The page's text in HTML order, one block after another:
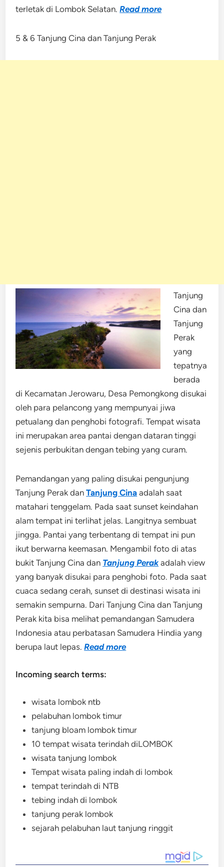
terletak di Lombok Selatan.Read more
5 & 6 Tanjung Cina dan Tanjung Perak
Tanjung
Cina dan
Tanjung
Perak
yang
tepatnya
berada
di Kecamatan Jerowaru, Desa Pemongkong disukai
oleh para pelancong yang mempunyai jiwa
petualang dan penghobi fotografi. Tempat wisata
ini merupakan area pantai dengan dataran tinggi
sejenis perbukitan dengan tebing yang curam.
Pemandangan yang paling disukai pengunjung
Tanjung Perak danTanjung Cina adalah saat
matahari tenggelam. Pada saat sunset keindahan
alam tempat ini terlihat jelas. Langitnya sembuat
jingga. Pantai yang terbentang di tempat ini pun
ikut berwarna keemasan. Mengambil foto di atas
bukit Tanjung Cina dan Tanjung Perakadalah view
yang banyak disukai para penghobi foto. Pada saat
cuaca sedang cerah, sunset di destinasi wisata ini
semakin sempurna. Dari Tanjung Cina dan Tanjung
Perak kita bisa melihat pemandangan Samudera
Indonesia atau perbatasan Samudera Hindia yang
berupa laut lepas.Read more
Incoming search terms:
wisata lombok ntb
pelabuhan lombok timur
tanjung bloam lombok timur
10 tempat wisata terindah diLOMBOK
wisata tanjung lombok
Tempat wisata paling indah di lombok
tempat terindah di NTB
tebing indah di lombok
tanjung perak lombok
sejarah pelabuhan laut tanjung ringgit